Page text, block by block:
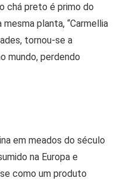
chá preto é primo do
planta, “Carmellia
tornou-se a
mundo, perdendo
em meados do século
na Europa e
como um produto